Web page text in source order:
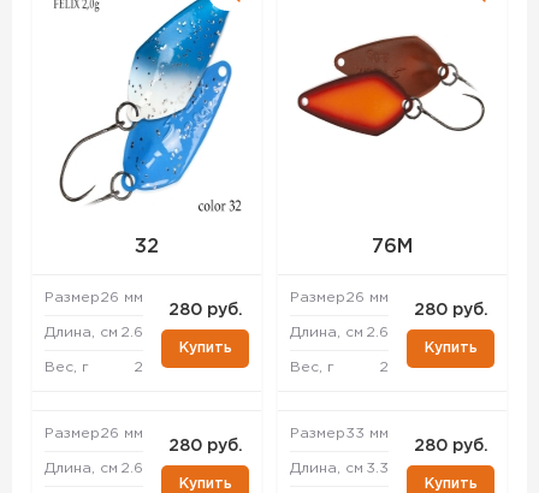
32
Размер26 мм
Длина, см 2.6
Вес, г 2
280 руб.
Купить
Размер26 мм
Длина, см 2.6
280 руб.
Купить
76M
Размер26 мм
Длина, см 2.6
Вес, г 2
280 руб.
Купить
Размер33 мм
Длина, см 3.3
280 руб.
Купить